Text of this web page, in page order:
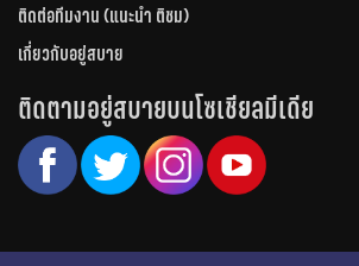
ติดต่อทีมงาน (แนะนำ ติชม)
เกี่ยวกับอยู่สบาย
ติดตามอยู่สบายบนโซเชียลมีเดีย